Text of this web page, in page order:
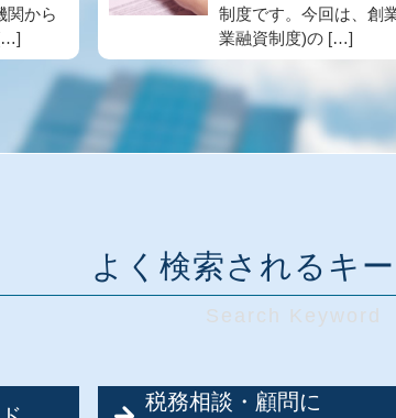
関から
制度です。今回は、創
業融資制度)の […]
よく検索されるキ
税務相談・顧問に